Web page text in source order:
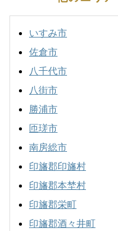
いすみ市
佐倉市
八千代市
八街市
勝浦市
匝瑳市
南房総市
印旛郡印旛村
印旛郡本埜村
印旛郡栄町
印旛郡酒々井町